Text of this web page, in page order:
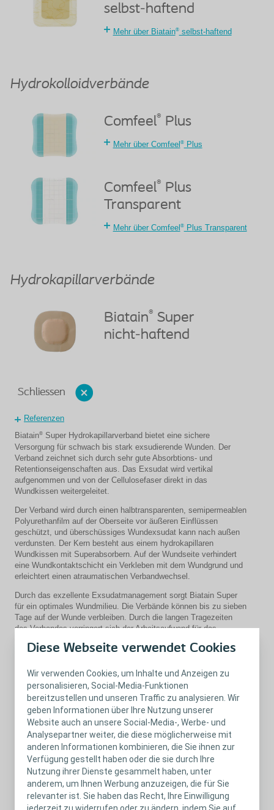
Diese Webseite verwendet Cookies
Wir verwenden Cookies, um Inhalte und Anzeigen zu
personalisieren, Social-Media-Funktionen
bereitzustellen und unseren Traffic zu analysieren. Wir
geben Informationen über Ihre Nutzung unserer
Website auch an unsere Social-Media-, Werbe- und
Analysepartner weiter, die diese möglicherweise mit
anderen Informationen kombinieren, die Sie ihnen zur
Verfügung gestellt haben oder die sie durch Ihre
Nutzung ihrer Dienste gesammelt haben, unter
anderem, um Ihnen Werbung anzuzeigen, die für Sie
relevanter ist. Sie haben das Recht, Ihre Einwilligung
jederzeit zu widerrufen oder zu ändern, indem Sie auf
selbst-haftend
Mehr über Biatain®selbst-haftend
Hydrokolloidverbände
Comfeel® Plus
Mehr über Comfeel ®Plus
Comfeel® Plus
Transparent
Mehr über Comfeel ®Plus Transparent
Hydrokapillarverbände
Biatain® Super
nicht-haftend
Schliessen
Referenzen
Biatain® Super Hydrokapillarverband bietet eine sichere
Versorgung für schwach bis stark exsudierende Wunden. Der
Verband zeichnet sich durch sehr gute Absorbtions- und
Retentionseigenschaften aus. Das Exsudat wird vertikal
aufgenommen und von der Cellulosefaser direkt in das
Wundkissen weitergeleitet.
Der Verband wird durch einen halbtransparenten, semipermeablen
Polyurethanfilm auf der Oberseite vor äußeren Einflüssen
geschützt, und überschüssiges Wundexsudat kann nach außen
verdunsten. Der Kern besteht aus einem hydrokapillaren
Wundkissen mit Superabsorbern. Auf der Wundseite verhindert
eine Wundkontaktschicht ein Verkleben mit dem Wundgrund und
erleichtert einen atraumatischen Verbandwechsel.
Durch das exzellente Exsudatmanagement sorgt Biatain Super
für ein optimales Wundmilieu. Die Verbände können bis zu sieben
Tage auf der Wunde verbleiben. Durch die langen Tragezeiten
des Verbandes verringert sich der Arbeitsaufwand für das
ermöglicht.
Erfahren Sie mehr zum Biatain® Super Hydrokapillarverband als
nicht-haftende Variante in unserem Produktkatalog
Schliessen
Biatain ®Super
selbst-haftend
Mehr über Biatain®Super selbst-haftend